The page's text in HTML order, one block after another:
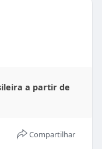
a partir de
Compartilhar